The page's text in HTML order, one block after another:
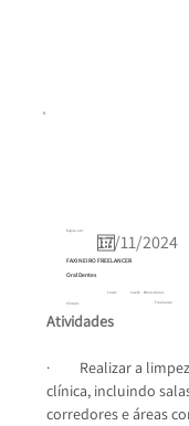
Atividades
·         Realizar a
clínica, incluindo
corredores e áreas
Freelancer
Vínculo:
Oral Dentes
FAXINEIRO FREELANCER
Expira em:
Caeté - Minas Gerais
Local: